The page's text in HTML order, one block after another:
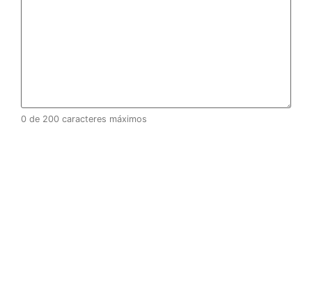
0 de 200 caracteres máximos